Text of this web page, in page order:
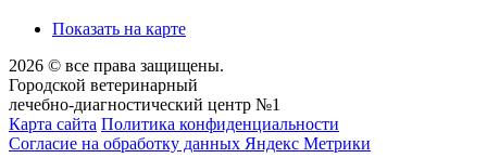
Показать на карте
2026 © все права защищены.
Городской ветеринарный
лечебно-диагностический центр №1
Карта сайта Политика конфиденциальности
Согласие на обработку данных Яндекс Метрики